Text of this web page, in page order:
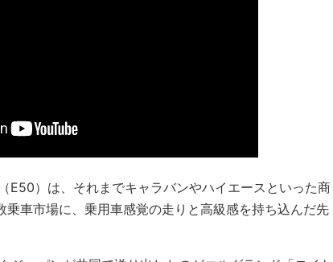
）は、それまでキャラバンやハイエースといった商
車市場に、乗用車感覚の走りと高級感を持ち込んだ先